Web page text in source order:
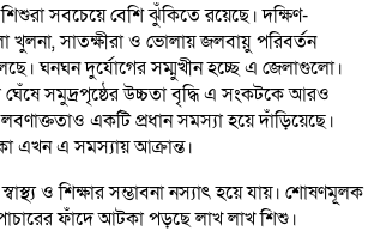
সবচেয়ে বেশি ঝুঁকিতে রয়েছে। দক্ষিণ-
খুলনা, সাতক্ষীরা ও ভোলায় জলবায়ু পরিবর্তন
ঘনঘন দুর্যোগের সম্মুখীন হচ্ছে এ জেলাগুলো।
সমুদ্রপৃষ্ঠের উচ্চতা বৃদ্ধি এ সংকটকে আরও
একটি প্রধান সমস্যা হয়ে দাঁড়িয়েছে।
এখন এ সমস্যায় আক্রান্ত।
ও শিক্ষার সম্ভাবনা নস্যাৎ হয়ে যায়। শোষণমূলক
ফাঁদে আটকা পড়ছে লাখ লাখ শিশু।